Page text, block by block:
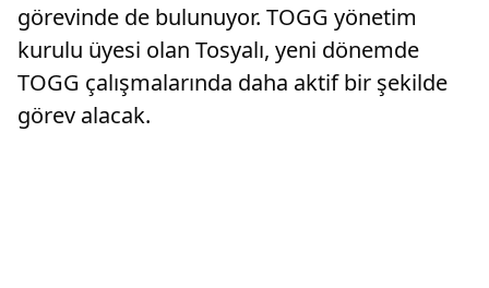
görevinde de bulunuyor. TOGG yönetim
kurulu üyesi olan Tosyalı, yeni dönemde
TOGG çalışmalarında daha aktif bir şekilde
görev alacak.